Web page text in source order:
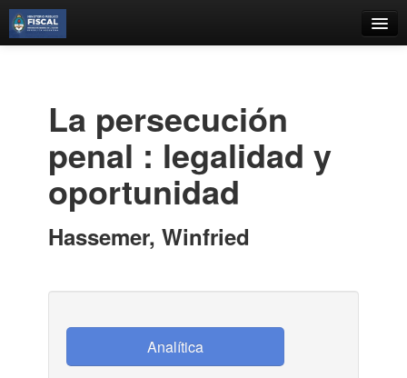
Estantes Virtuales
Contacto
La persecución
penal : legalidad y
oportunidad
Hassemer, Winfried